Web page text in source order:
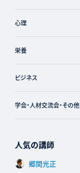
心理
栄養
ビジネス
学会・人材交流会・その他
人気の講師
郷間光正